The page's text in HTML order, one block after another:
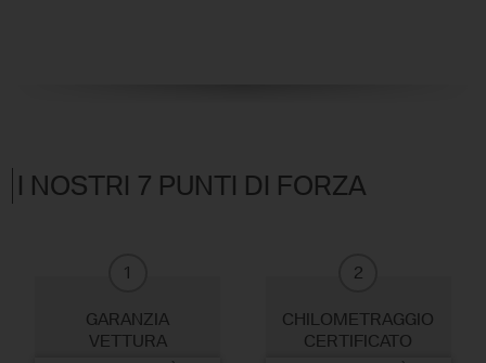
I NOSTRI 7 PUNTI DI FORZA
1
GARANZIA
VETTURA
2
CHILOMETRAGGIO
CERTIFICATO